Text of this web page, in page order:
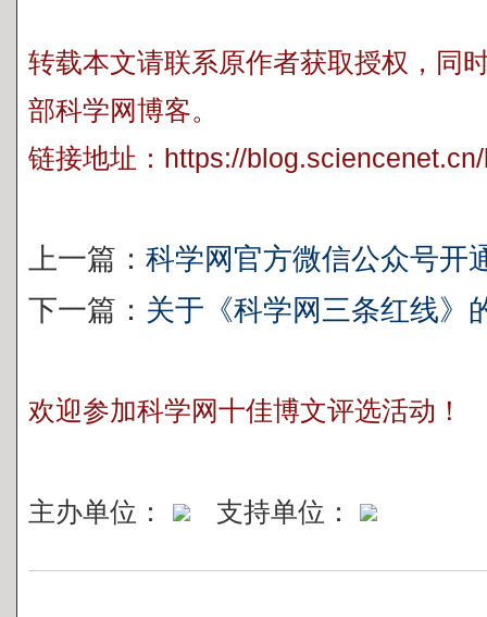
转载本文请联系原作者获取授权，同
部科学网博客。
链接地址： https://
上一篇： 科学网官方微信公众号开
下一篇： 关于《科学网三条红线》
欢迎参加科学网十佳博文评选活动！
主办单位： 支持单位：